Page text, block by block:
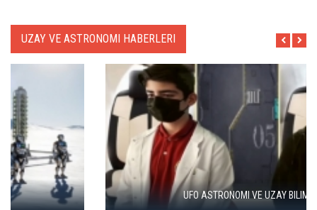
UZAY VE ASTRONOMI HABERLERI
UFO ASTRONOMI VE UZAY BILIMLERI